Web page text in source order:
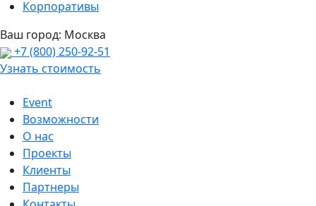
Корпоративы
Ваш город: Москва
+7 (800) 250-92-51
Узнать стоимость
Event
Возможности
О нас
Проекты
Клиенты
Партнеры